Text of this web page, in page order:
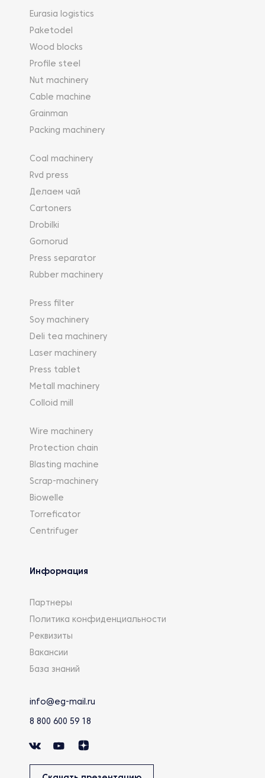
Eurasia logistics
Paketodel
Wood blocks
Profile steel
Nut machinery
Cable machine
Grainman
Packing machinery
Coal machinery
Rvd press
Делаем чай
Cartoners
Drobilki
Gornorud
Press separator
Rubber machinery
Press filter
Soy machinery
Deli tea machinery
Laser machinery
Press tablet
Metall machinery
Colloid mill
Wire machinery
Protection chain
Blasting machine
Scrap-machinery
Biowelle
Torreficator
Centrifuger
Информация
Партнеры
Политика конфиденциальности
Реквизиты
Вакансии
База знаний
info@eg-mail.ru
8 800 600 59 18